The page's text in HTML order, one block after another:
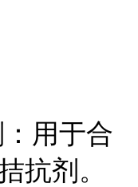
用于合
抗剂。